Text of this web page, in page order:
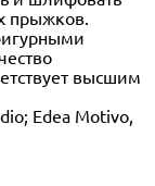
прыжков.
высшим
Edea Motivo,